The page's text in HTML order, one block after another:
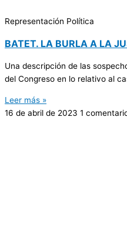
Representación Política
BATET. LA BURLA A LA
Una descripción de las
del Congreso en lo relativo al
Leer más »
16 de abril de 2023 1